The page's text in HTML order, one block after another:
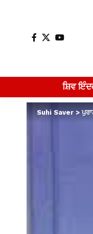
ਸ਼ਿਵ
Suhi Saver >